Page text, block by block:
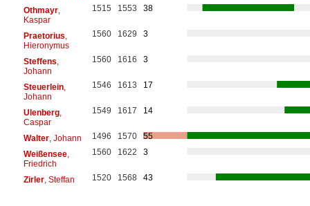
Othmayr,
Kaspar
1515 1553 38
Praetorius
Hieronymus
1560 1629 3
Steffens
Johann
1560 1616 3
Steuerlein,
Johann
1546 1613 17
Ulenberg,
Caspar
1549 1617 14
Walter, Johann 1496 1570
55
Weißensee,
Friedrich
1560 1622 3
Zirler, Steffan 1520 1568 43